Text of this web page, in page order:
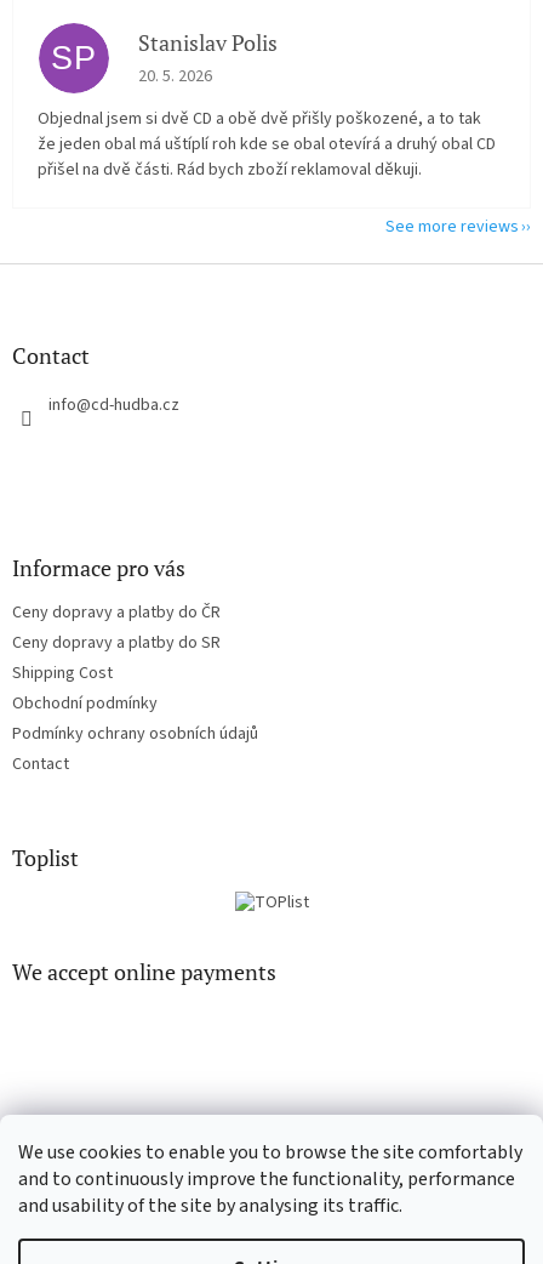
We use cookies to enable you to browse the site comfortably
and to continuously improve the functionality, performance
and usability of the site by analysing its traffic.
SP Stanislav Polis
The store rating is 2 out of 5 stars.
20. 5. 2026
Objednal jsem si dvě CD a obě dvě přišly poškozené, a to tak
že jeden obal má uštíplí roh kde se obal otevírá a druhý obal CD
přišel na dvě části. Rád bych zboží reklamoval děkuji.
See more reviews
F
Contact
info@cd-hudba.cz
Informace pro vás
Ceny dopravy a platby do ČR
Ceny dopravy a platby do SR
Shipping Cost
Obchodní podmínky
Podmínky ochrany osobních údajů
Contact
Toplist
We accept online payments
Created by Shoptet